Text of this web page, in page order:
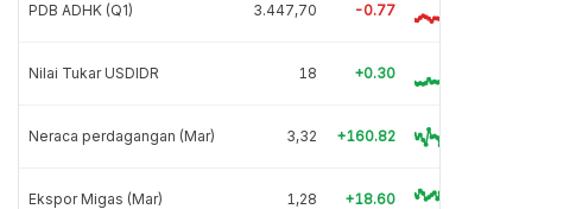
PDB ADHK (Q1) 3.447,70 -0.77
Nilai Tukar USDIDR 18 +0.30
Neraca perdagangan (Mar) 3,32 +160.82
Ekspor Migas (Mar) 1,28 +18.60